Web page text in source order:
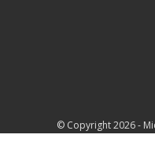
© Copyright 2026 -